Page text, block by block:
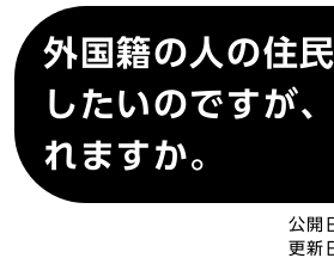
外国籍の人の住
したいのですが
れますか。
公開
更新